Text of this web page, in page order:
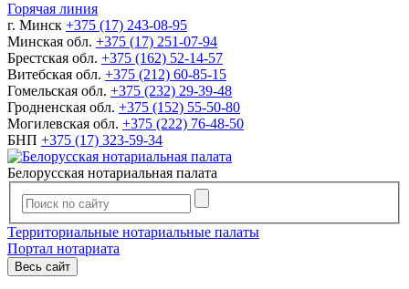
Горячая линия
г. Минск +375 (17) 243-08-95
Минская обл. +375 (17) 251-07-94
Брестская обл. +375 (162) 52-14-57
Витебская обл. +375 (212) 60-85-15
Гомельская обл. +375 (232) 29-39-48
Гродненская обл. +375 (152) 55-50-80
Могилевская обл. +375 (222) 76-48-50
БНП +375 (17) 323-59-34
Белорусская нотариальная палата
Территориальные нотариальные палаты
Портал нотариата
Весь сайт